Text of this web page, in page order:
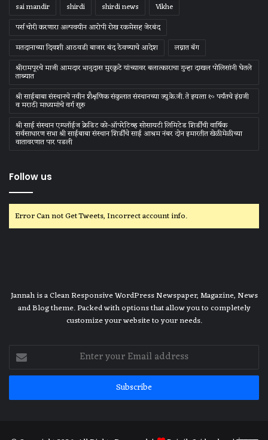
sai mandir
shirdi shirdi news
Vikhe
पर्स चोरी करणारा अल्पवयीन आरोपी रोख रकमेसह जेरबंद
मतदानाच्या दिवशी आठवडी बाजार बंद ठेवण्याचे आदेश
लग्नात बॅग
श्रीरामपूरचे माजी आमदार भानुदास मुरकुटे यांच्यावर बलात्काराचा गुन्हा दाखल पोलिसांनी घेतले
ताब्यात
श्री साईबाबा संस्‍थानचे नवीन शैक्षणिक संकुलात संस्‍थानच्‍या ज्‍यु.के.जी. ते इयत्‍ता १० पर्यंतचे इंग्रजी
व मराठी माध्‍यमांचे वर्ग सुरु
श्री साई संस्थान एम्प्लॉईज क्रेडिट को-ऑपरेटिव्ह सोसायटी लिमिटेड शिर्डीची वार्षिक
सर्वसाधारण सभा श्री साईबाबा संस्थान शिर्डीचे साई आश्रम नंबर दोन इमारतीत खेळीमेळीच्या
वातावरणात पार पडली
Follow us
Error Can not Get Tweets, Incorrect account info.
Jannah is a Clean Responsive WordPress Newspaper, Magazine, News
and Blog theme. Packed with options that allow you to completely
customize your website to your needs.
Enter
your
Email